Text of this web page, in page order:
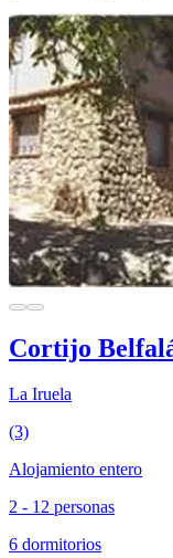
Cortijo
La Iruela
(3)
Alojamiento entero
2 - 12 personas
6 dormitorios